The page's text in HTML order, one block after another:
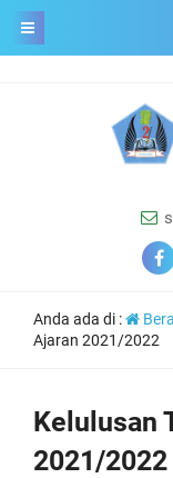
Anda ada di :
Ajaran 2021/2022
Kelulusan
2021/2022